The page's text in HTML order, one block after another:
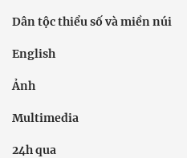
Dân tộc thiểu số và miền núi
English
Ảnh
Multimedia
24h qua